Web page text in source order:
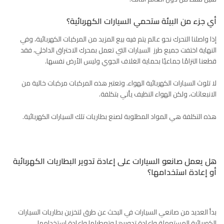
أي جزء من البيئة ستحمي السيارات الكهربائية؟
إذا واصلنا التحرك نحو عالم يتم فيه بيع المزيد من المركبات الكهربائية، وفي
النهاية اختفت جميع طرز السيارات التي تعمل بمحرك الاحتراق الداخلي، فقد
قطعنا التزامًا جماعيًا بحماية الغلاف الجوي وليس الأرض نفسها.
لا تلوث السيارات الكهربائية الهواء. وتعتبر هذه المركبات مركبات خالية من
الانبعاثات، ولكن الهواء النظيف يأتي بتكلفة.
هذه التكلفة هي المواد المطلوبة لصنع بطاريات تلك السيارات الكهربائية.
هل يعمل صانعو السيارات على إعادة تدوير البطاريات الكهربائية
أو إعادة استخدامها؟
بدأ العديد من صانعي السيارات في البحث عن طرق لتخزين بطاريات السيارات